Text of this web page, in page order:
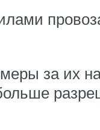
за их